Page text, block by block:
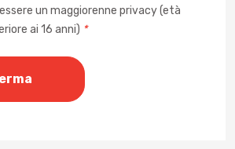
un maggiorenne privacy (età
ai 16 anni) *